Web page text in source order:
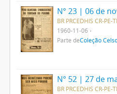
N° 23 | 06 de
BR PRCEDHIS CR-PE-
1960-11-06
Parte deColeção
N° 52 | 27 de
BR PRCEDHIS CR-PE-